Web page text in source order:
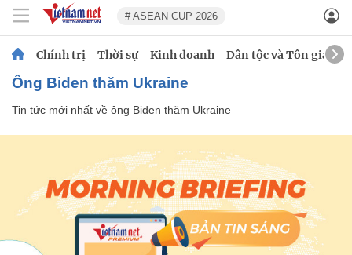
# ASEAN CUP 2026
Chính trị Thời sự Kinh doanh Dân tộc và Tôn giáo
ông Biden thăm Ukraine
Tin tức mới nhất về ông Biden thăm Ukraine